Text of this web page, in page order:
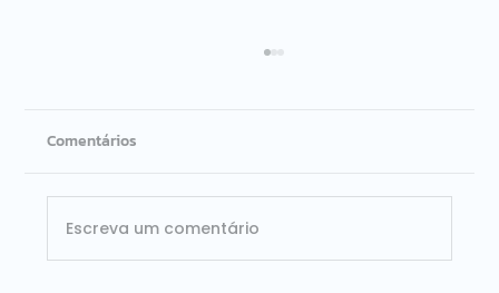
Comentários
Escreva um comentário